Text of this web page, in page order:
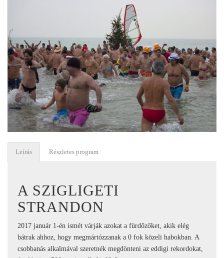
Leírás Részletes program
A SZIGLIGETI
STRANDON
2017 január 1-én ismét várják azokat a fürdőzőket, akik elég
bátrak ahhoz, hogy megmártózzanak a 0 fok közeli habokban. A
csobbanás alkalmával szeretnék megdönteni az eddigi rekordokat,